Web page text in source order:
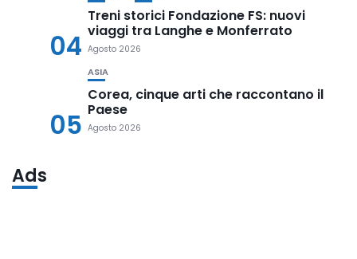
04
Treni storici Fondazione FS: nuovi
viaggi tra Langhe e Monferrato
Agosto 2026
05
ASIA
Corea, cinque arti che raccontano il
Paese
Agosto 2026
Ads